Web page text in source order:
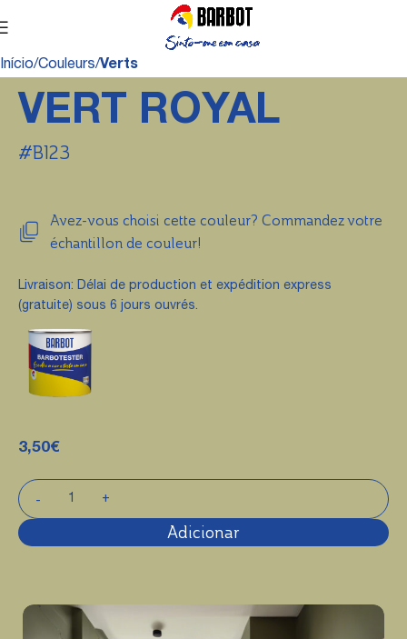
Início Couleurs Verts
VERT ROYAL
#B123
Avez-vous choisi cette couleur? Commandez votre
échantillon de couleur!
Livraison: Délai de production et expédition express
(gratuite) sous 6 jours ouvrés.
3,50€
Adicionar